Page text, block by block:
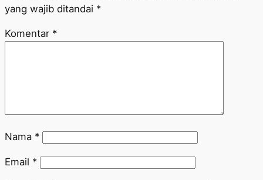
yang wajib ditandai *
Komentar *
Nama *
Email *